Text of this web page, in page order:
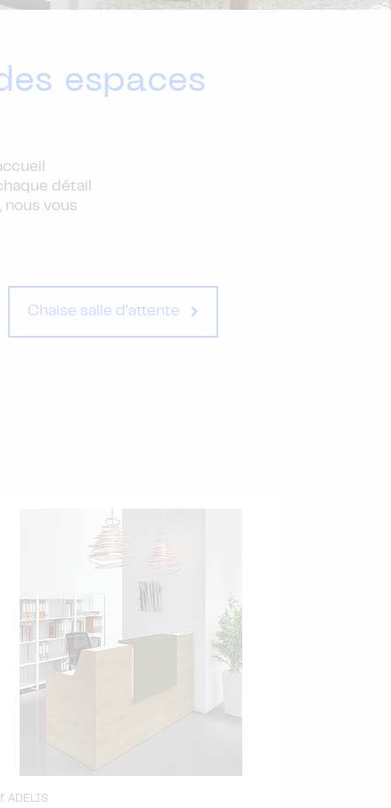
espaces
détail
vous
Chaise salle d'attente
ADELIS